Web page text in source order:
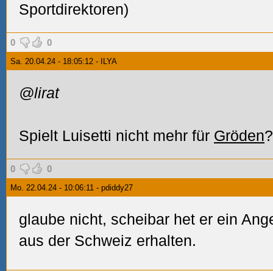
Sportdirektoren)
0 0
Sa. 20.04.24 - 18:05:12 - ILYA
@lirat
Spielt Luisetti nicht mehr für Gröden?
0 0
Mo. 22.04.24 - 10:06:11 - pdiddy27
glaube nicht, scheibar het er ein
aus der Schweiz erhalten.